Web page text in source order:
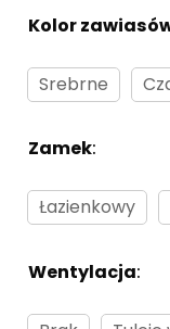
Kolor
Srebrne
Zamek:
Łazienkowy
Wentylacja: